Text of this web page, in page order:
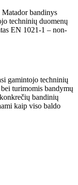
bandinys
techninių duomenų
EN 1021-1 – non-
gamintojo techninių
turimomis bandymų
bandinių
kaip viso baldo